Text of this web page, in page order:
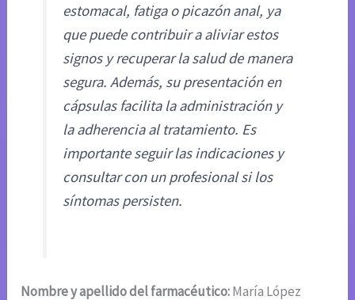
estomacal, fatiga o picazón anal, ya
que puede contribuir a aliviar estos
signos y recuperar la salud de manera
segura. Además, su presentación en
cápsulas facilita la administración y
la adherencia al tratamiento. Es
importante seguir las indicaciones y
consultar con un profesional si los
síntomas persisten.
Nombre y apellido del farmacéutico:María López